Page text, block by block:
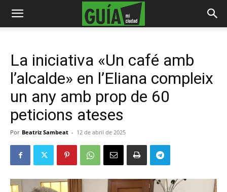
La iniciativa «Un café amb
l’alcalde» en l’Eliana compleix
un any amb prop de 60
peticions ateses
Por Beatriz Sambeat - 12 de abril de 2025